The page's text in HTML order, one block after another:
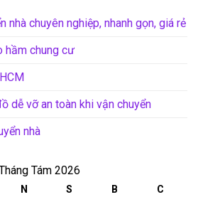
nhà chuyên nghiệp, nhanh gọn, giá rẻ
hầm chung cư
dễ vỡ an toàn khi vận chuyển
nhà
Tám 2026
N S B
C